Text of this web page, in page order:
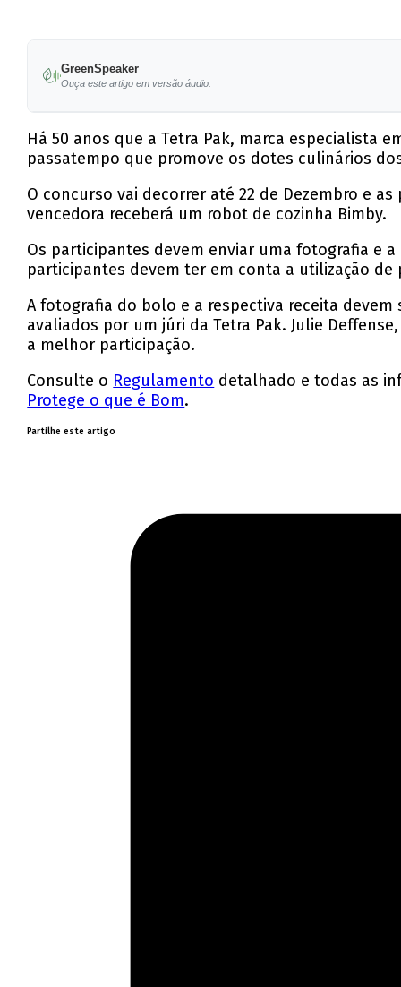
GreenSpeaker
Ouça este artigo em versão áudio.
Há 50 anos que a Tetra Pak, marca especialista
passatempo que promove os dotes culinários
O concurso vai decorrer até 22 de Dezembro e
vencedora receberá um robot de cozinha Bimby.
Os participantes devem enviar uma fotografia e
participantes devem ter em conta a utilização
A fotografia do bolo e a respectiva receita
avaliados por um júri da Tetra Pak. Julie
a melhor participação.
Consulte o Regulamento detalhado e todas as
Protege o que é Bom.
Partilhe este artigo